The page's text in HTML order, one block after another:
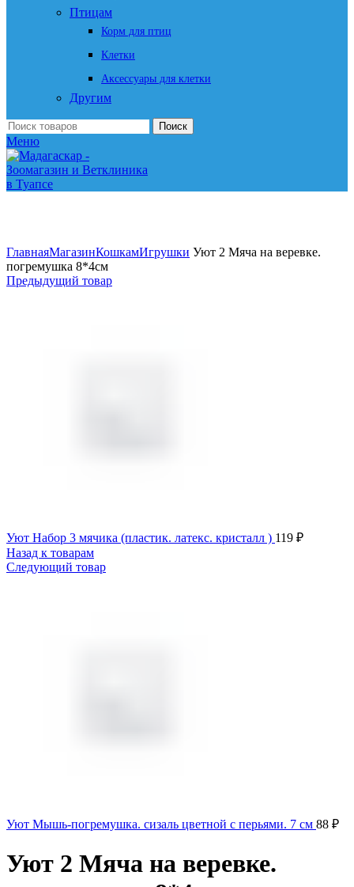
Птицам
Корм для птиц
Клетки
Аксессуары для клетки
Другим
Поиск
Меню
ГлавнаяМагазинКошкамИгрушки Уют 2 Мяча на веревке.
погремушка 8*4см
Предыдущий товар
Уют Набор 3 мячика (пластик. латекс. кристалл ) 119 ₽
Назад к товарам
Следующий товар
Уют Мышь-погремушка. сизаль цветной с перьями. 7 см 88 ₽
Уют 2 Мяча на веревке.